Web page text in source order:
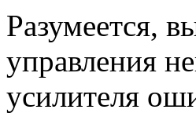
Разумеется,
управления
усилителя